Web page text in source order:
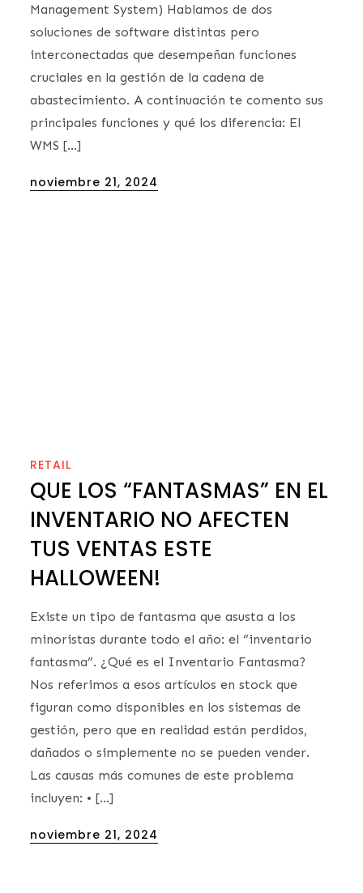
Management System) Hablamos de dos
soluciones de software distintas pero
interconectadas que desempeñan funciones
cruciales en la gestión de la cadena de
abastecimiento. A continuación te comento sus
principales funciones y qué los diferencia: El
WMS […]
Posted
noviembre 21, 2024
RETAIL
QUE LOS “FANTASMAS” EN EL
INVENTARIO NO AFECTEN
TUS VENTAS ESTE
HALLOWEEN!
Existe un tipo de fantasma que asusta a los
minoristas durante todo el año: el “inventario
fantasma”. ¿Qué es el Inventario Fantasma?
Nos referimos a esos artículos en stock que
figuran como disponibles en los sistemas de
gestión, pero que en realidad están perdidos,
dañados o simplemente no se pueden vender.
Las causas más comunes de este problema
incluyen: • […]
Posted
noviembre 21, 2024